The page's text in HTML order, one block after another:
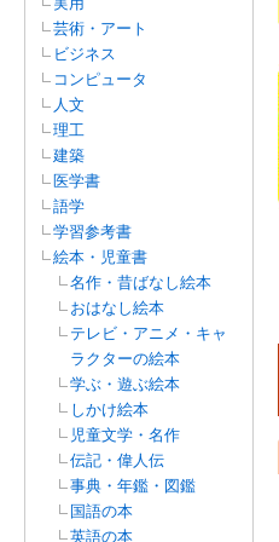
芸術・アート
ビジネス
コンピュータ
人文
理工
建築
医学書
語学
学習参考書
絵本・児童書
名作・昔ばなし絵本
おはなし絵本
テレビ・アニメ・キャ
ラクターの絵本
学ぶ・遊ぶ絵本
しかけ絵本
児童文学・名作
伝記・偉人伝
事典・年鑑・図鑑
国語の本
英語の本